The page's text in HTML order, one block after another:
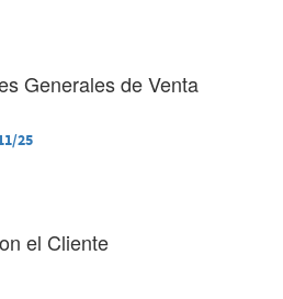
Generales de Venta
25
el Cliente